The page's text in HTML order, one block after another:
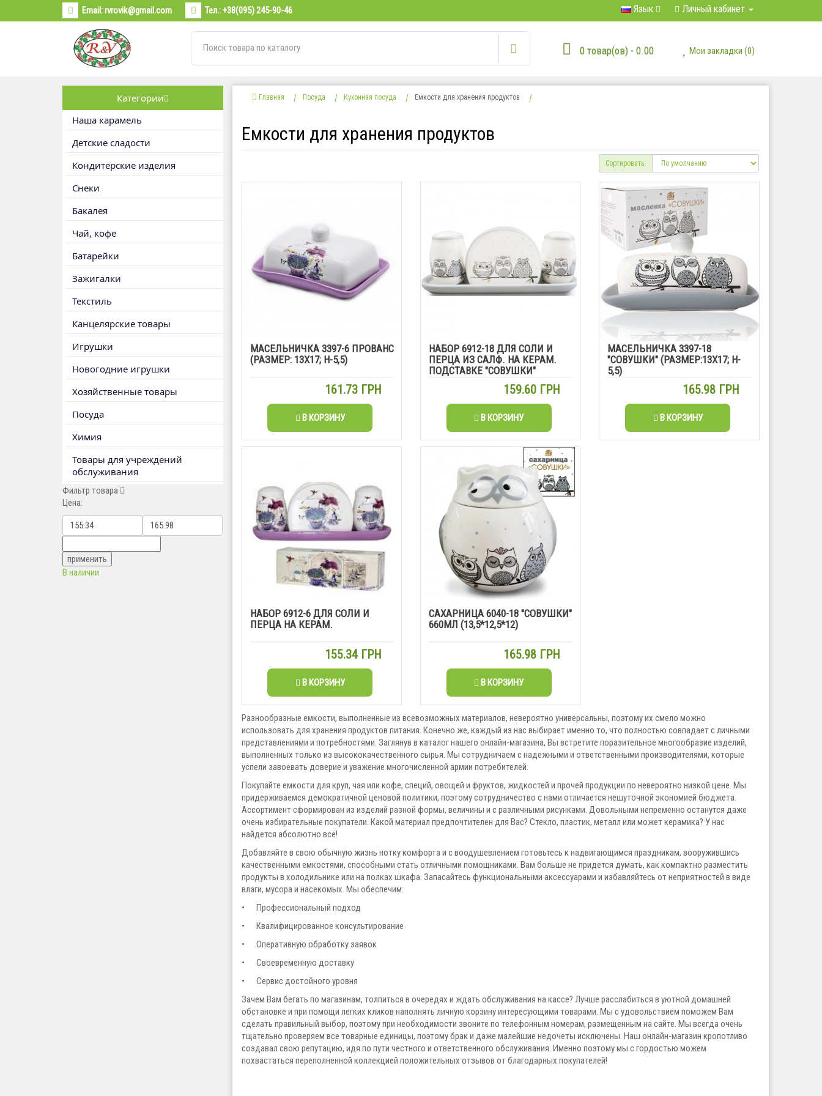
Email:rvrovik@gmail.com Тел.:+38(095) 245-90-46 Язык Личный кабинет
0 товар(ов) - 0.00 Мои закладки (0)
Категории
Наша карамель
Детские сладости
Кондитерские изделия
Снеки
Бакалея
Чай, кофе
Батарейки
Зажигалки
Текстиль
Канцелярские товары
Игрушки
Новогодние игрушки
Хозяйственные товары
Посуда
Химия
Товары для учреждений
обслуживания
Фильтр товара
Цена:
В наличии
Главная Посуда Кухонная посуда Емкости для хранения продуктов
Емкости для хранения продуктов
Сортировать:
МАСЕЛЬНИЧКА 3397-6 ПРОВАНС
(РАЗМЕР: 13Х17; H-5,5)
161.73 ГРН
В КОРЗИНУ
НАБОР 6912-18 ДЛЯ СОЛИ И
ПЕРЦА ИЗ САЛФ. НА КЕРАМ.
ПОДСТАВКЕ "СОВУШКИ"
159.60 ГРН
В КОРЗИНУ
МАСЕЛЬНИЧКА 3397-18
"СОВУШКИ" (РАЗМЕР:13Х17; H-
5,5)
165.98 ГРН
В КОРЗИНУ
НАБОР 6912-6 ДЛЯ СОЛИ И
ПЕРЦА НА КЕРАМ.
155.34 ГРН
В КОРЗИНУ
САХАРНИЦА 6040-18 "СОВУШКИ"
660МЛ (13,5*12,5*12)
165.98 ГРН
В КОРЗИНУ
Разнообразные емкости, выполненные из всевозможных материалов, невероятно универсальны, поэтому их смело можно
использовать для хранения продуктов питания. Конечно же, каждый из нас выбирает именно то, что полностью совпадает с личными
представлениями и потребностями. Заглянув в каталог нашего онлайн-магазина, Вы встретите поразительное многообразие изделий,
выполненных только из высококачественного сырья. Мы сотрудничаем с надежными и ответственными производителями, которые
успели завоевать доверие и уважение многочисленной армии потребителей.
Покупайте емкости для круп, чая или кофе, специй, овощей и фруктов, жидкостей и прочей продукции по невероятно низкой цене. Мы
придерживаемся демократичной ценовой политики, поэтому сотрудничество с нами отличается нешуточной экономией бюджета.
Ассортимент сформирован из изделий разной формы, величины и с различными рисунками. Довольными непременно останутся даже
очень избирательные покупатели. Какой материал предпочтителен для Вас? Стекло, пластик, металл или может керамика? У нас
найдется абсолютно всё!
Добавляйте в свою обычную жизнь нотку комфорта и с воодушевлением готовьтесь к надвигающимся праздникам, вооружившись
качественными емкостями, способными стать отличными помощниками. Вам больше не придется думать, как компактно разместить
продукты в холодильнике или на полках шкафа. Запасайтесь функциональными аксессуарами и избавляйтесь от неприятностей в виде
влаги, мусора и насекомых. Мы обеспечим:
•
Профессиональный подход
•
Квалифицированное консультирование
•
Оперативную обработку заявок
•
Своевременную доставку
•
Сервис достойного уровня
Зачем Вам бегать по магазинам, толпиться в очередях и ждать обслуживания на кассе? Лучше расслабиться в уютной домашней
обстановке и при помощи легких кликов наполнять личную корзину интересующими товарами. Мы с удовольствием поможем Вам
сделать правильный выбор, поэтому при необходимости звоните по телефонным номерам, размещенным на сайте. Мы всегда очень
тщательно проверяем все товарные единицы, поэтому брак и даже малейшие недочеты исключены. Наш онлайн-магазин кропотливо
создавал свою репутацию, идя по пути честного и ответственного обслуживания. Именно поэтому мы с гордостью можем
похвастаться переполненной коллекцией положительных отзывов от благодарных покупателей!